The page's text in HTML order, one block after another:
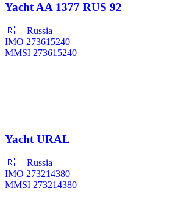
Yacht AA 1377 RUS 92
🇷🇺 Russia
IMO 273615240
MMSI 273615240
YachtURAL
🇷🇺 Russia
IMO 273214380
MMSI 273214380